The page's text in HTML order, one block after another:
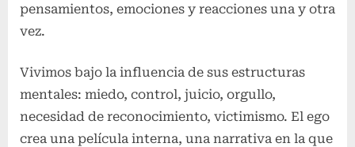
pensamientos, emociones y reacciones una y otra
vez.
Vivimos bajo la influencia de sus estructuras
mentales: miedo, control, juicio, orgullo,
necesidad de reconocimiento, victimismo. El ego
crea una película interna, una narrativa en la que